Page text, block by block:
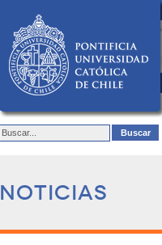
Noticias